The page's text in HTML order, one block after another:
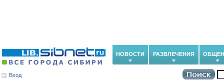
НОВОСТИ РАЗВЛЕЧЕНИЯ
Вход